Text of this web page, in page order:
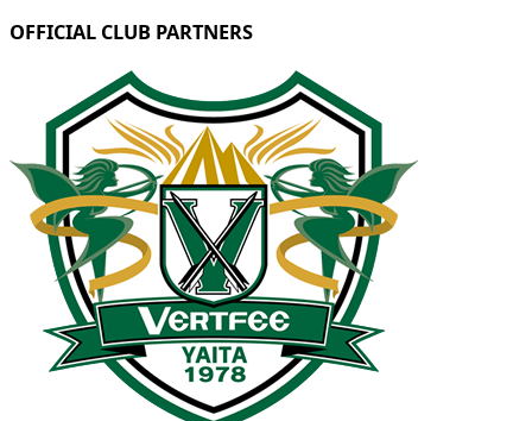
OFFICIAL CLUB PARTNERS